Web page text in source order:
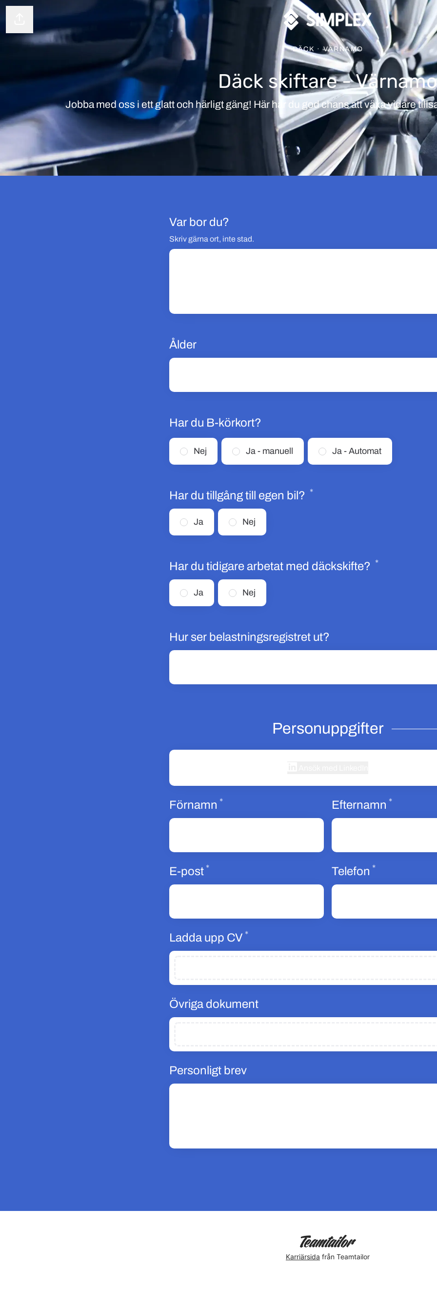
DÄCK · VÄRNAMO
Däck skiftare - Värnamo
Jobba med oss i ett glatt och härligt gäng! Här har du god chans att växa vidare
Var bor du?
Skriv gärna ort, inte stad.
Ålder
Har du B-körkort?
Nej Ja - manuell Ja - Automat
Har du tillgång till egen bil? *Obligatoriskt
Ja Nej
Har du tidigare arbetat med däckskifte? *
Ja Nej
Hur ser belastningsregistret ut?
Personuppgifter
Förnamn *Obligatoriskt Efternamn *
E-post *Obligatoriskt Telefon *
Ladda upp CV *Obligatoriskt
Övriga dokument
Personligt brev
Karriärsida från Teamtailor